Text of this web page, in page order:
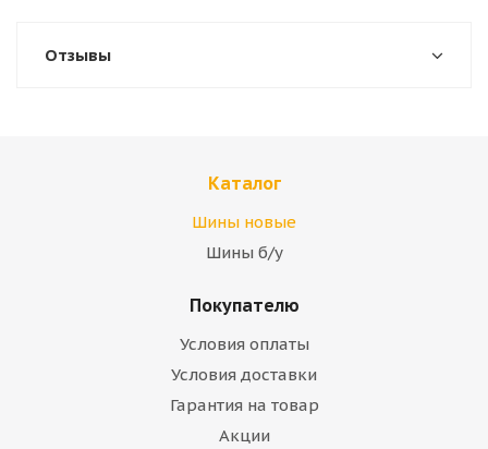
Отзывы
Каталог
Шины новые
Шины б/у
Покупателю
Условия оплаты
Условия доставки
Гарантия на товар
Акции